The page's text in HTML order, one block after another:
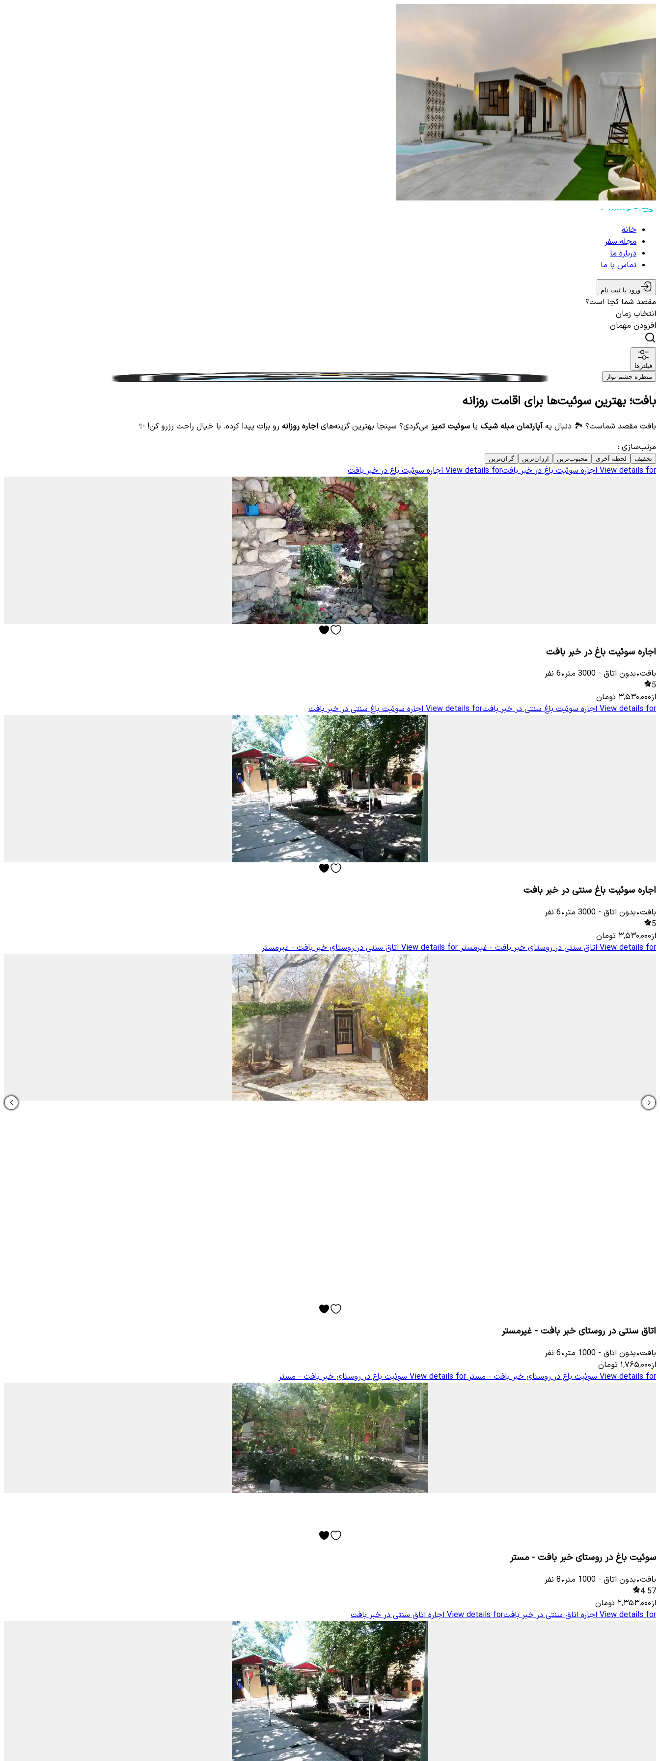
خانه
مجله سفر
درباره ما
تماس با ما
ورود یا ثبت نام
مقصد شما کجا است؟
انتخاب زمان
افزودن مهمان
فیلترها
منظره چشم نواز
بافت؛ بهترین سوئیت‌ها برای اقامت روزانه
بافت مقصد شماست؟ 🏞️ دنبال یهآپارتمان مبله شیک یا سوئیت تمیز می‌گردی؟ سپنجا بهترین گزینه‌های اجاره روزانه رو برات پیدا کرده. با خیال راحت رزرو کن! ✨
مرتب‌سازی :
تخفیف لحظه آخری محبوب‌ترین ارزان‌ترین گران‌ترین
View details for اجاره سوئیت باغ در خبر بافتView details for اجاره سوئیت باغ در خبر بافت
اجاره سوئیت باغ در خبر بافت
بافت•بدون اتاق -
3000 متر•
6 نفر
5
از۳٬۵۳۰٬۰۰۰ تومان
View details for اجاره سوئیت باغ سنتی در خبر بافتView details for اجاره سوئیت باغ سنتی در خبر بافت
اجاره سوئیت باغ سنتی در خبر بافت
بافت•بدون اتاق -
3000 متر•
6 نفر
5
از۳٬۵۳۰٬۰۰۰ تومان
View details for اتاق سنتی در روستای خبر بافت - غیرمسترView details for اتاق سنتی در روستای خبر بافت - غیرمستر
اتاق سنتی در روستای خبر بافت - غیرمستر
بافت•بدون اتاق -
1000 متر•
6 نفر
از۱٬۷۶۵٬۰۰۰ تومان
View details for سوئیت باغ در روستای خبر بافت - مسترView details for سوئیت باغ در روستای خبر بافت - مستر
سوئیت باغ در روستای خبر بافت - مستر
بافت•بدون اتاق -
1000 متر•
8 نفر
4.57
از۲٬۳۵۳٬۰۰۰ تومان
View details for اجاره اتاق سنتی در خبر بافتView details for اجاره اتاق سنتی در خبر بافت